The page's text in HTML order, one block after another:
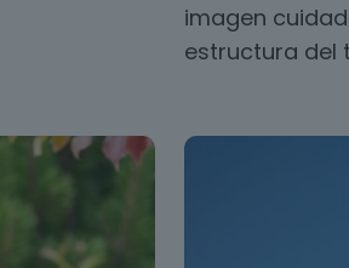
imagen
estructura del